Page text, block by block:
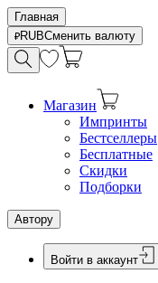
Главная
RUBСменить валюту
Магазин
Импринты
Бестселлеры
Бесплатные
Скидки
Подборки
Автору
Войти в аккаунт